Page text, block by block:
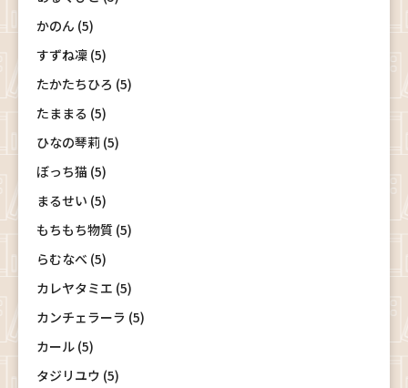
かのん (5)
すずね凜 (5)
たかたちひろ (5)
たままる (5)
ひなの琴莉 (5)
ぼっち猫 (5)
まるせい (5)
もちもち物質 (5)
らむなべ (5)
カレヤタミエ (5)
カンチェラーラ (5)
カール (5)
タジリユウ (5)